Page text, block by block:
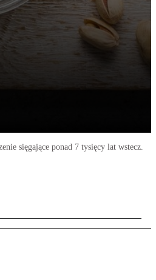
sięgające ponad 7 tysięcy lat wstecz.